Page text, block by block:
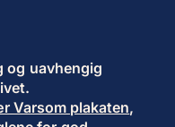
og uavhengig
Varsom plakaten,